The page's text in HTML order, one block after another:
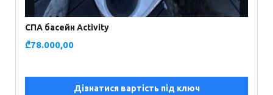
СПА басейн Activity
₾78.000,00
Дізнатися вартість під ключ